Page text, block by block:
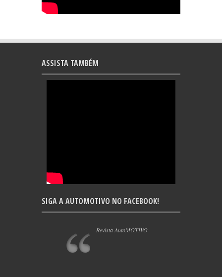
ASSISTA TAMBÉM
SIGA A AUTOMOTIVO NO FACEBOOK!
Revista AutoMOTIVO